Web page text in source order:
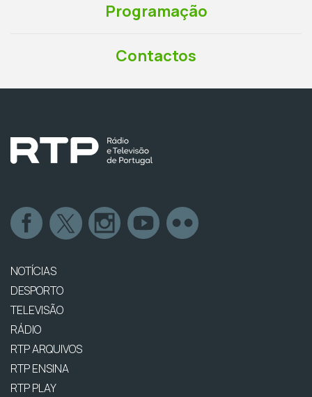
Programação
Contactos
NOTÍCIAS
DESPORTO
TELEVISÃO
RÁDIO
RTP ARQUIVOS
RTP ENSINA
RTP PLAY